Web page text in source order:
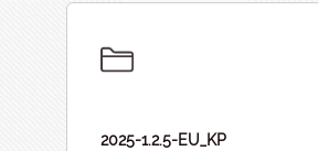
2025-1.2.5-EU_KP